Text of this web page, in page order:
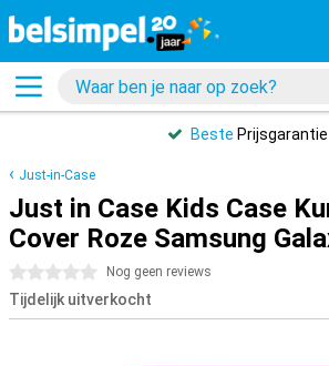
Beste Prijsgarantie
Just-in-Case
Just in Case Kids Case
Cover Roze Samsung
0 sterren Nog geen reviews
Tijdelijk uitverkocht